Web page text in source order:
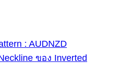
: AUDNZD
ของ Inverted